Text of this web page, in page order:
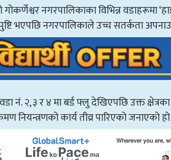
नगरपालिकाका विभिन्न वडाहरूमा
पुष्टि भएपछि नगरपालिकाले उच्च सतर्कता
नं. २, ३ र ४ मा बर्ड फ्लु देखिएपछि उक्त
नियन्त्रणको कार्य तीव्र पारिएको जनाएको हो